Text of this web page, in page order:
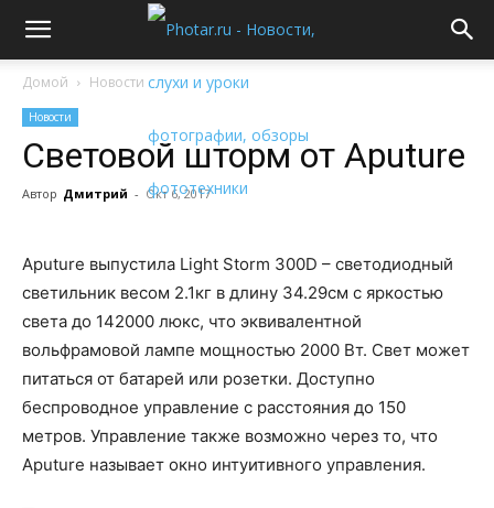
Домой Новости
Новости
Световой шторм от Aputure
Автор Дмитрий - Окт 6, 2017
Aputure выпустила Light Storm 300D – светодиодный
светильник весом 2.1кг в длину 34.29см с яркостью
света до 142000 люкс, что эквивалентной
вольфрамовой лампе мощностью 2000 Вт. Свет может
питаться от батарей или розетки. Доступно
беспроводное управление с расстояния до 150
метров. Управление также возможно через то, что
Aputure называет окно интуитивного управления.